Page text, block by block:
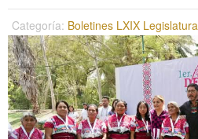
Categoría: Boletines LXIX Legislatura